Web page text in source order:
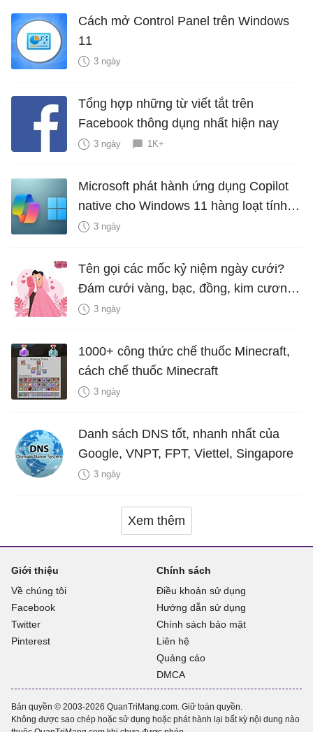
Cách mở Control Panel trên Windows
11
3 ngày
Tổng hợp những từ viết tắt trên
Facebook thông dụng nhất hiện nay
3 ngày 1K+
Microsoft phát hành ứng dụng Copilot
native cho Windows 11 hàng loạt tính
năng mới Hữu Ích
3 ngày
Tên gọi các mốc kỷ niệm ngày cưới?
Đám cưới vàng, bạc, đồng, kim cương
là bao nhiêu năm?
3 ngày
1000+ công thức chế thuốc Minecraft,
cách chế thuốc Minecraft
3 ngày
Danh sách DNS tốt, nhanh nhất của
Google, VNPT, FPT, Viettel, Singapore
3 ngày
Xem thêm
Giới thiệu
Về chúng tôi
Facebook
Twitter
Pinterest
Chính sách
Điều khoản sử dụng
Hướng dẫn sử dụng
Chính sách bảo mật
Liên hệ
Quảng cáo
DMCA
Bản quyền © 2003-2026 QuanTriMang.com. Giữ toàn quyền.
Không được sao chép hoặc sử dụng hoặc phát hành lại bất kỳ nội dung nào